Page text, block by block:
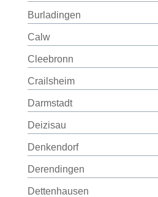
Burladingen
Calw
Cleebronn
Crailsheim
Darmstadt
Deizisau
Denkendorf
Derendingen
Dettenhausen